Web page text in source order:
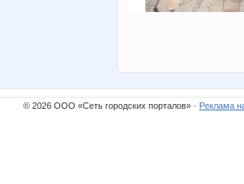
© 2026 ООО «Сеть городских порталов» · Реклама